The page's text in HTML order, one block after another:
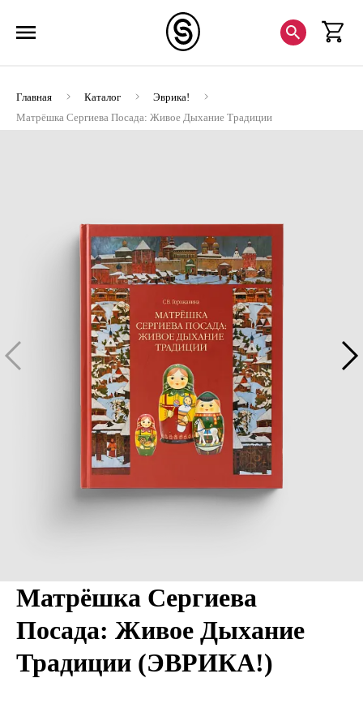
Главная Каталог
Эврика!
Матрёшка Сергиева Посада: Живое Дыхание Традиции
(ЭВРИКА!)
Матрёшка Сергиева
Посада: Живое Дыхание
Традиции (ЭВРИКА!)